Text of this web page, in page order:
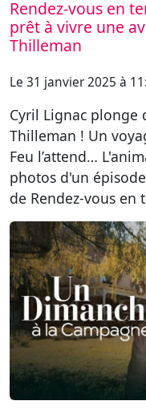
Rendez-vous en
prêt à vivre une
Thilleman
Le 31 janvier 2025 à
Cyril Lignac plonge
Thilleman ! Un
Feu l’attend…
photos d'un
de Rendez-vous en